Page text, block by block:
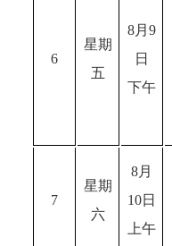
6
星期
五
8月 9
日
下午
7
星期
六
8月
10日
上午